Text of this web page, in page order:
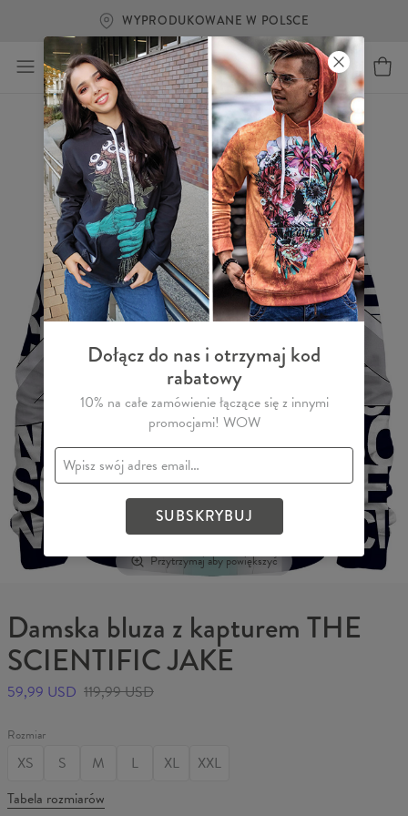
WYPRODUKOWANE W POLSCE
Przytrzymaj aby powiększyć
Damska bluza z kapturem THE
SCIENTIFIC JAKE
59,99 USD 119,99 USD
Rozmiar
XS S M L XL
XXL
Tabela rozmiarów
Dołącz do nas i otrzymaj kod
rabatowy
10% na całe zamówienie łączące się z innymi
promocjami! WOW
SUBSKRYBUJ